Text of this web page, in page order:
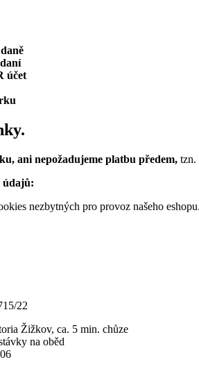
účet
ani nepožadujeme platbu předem, tzn.
údajů:
nezbytných pro provoz našeho
22
Žižkov, ca. 5 min. chůze
na oběd